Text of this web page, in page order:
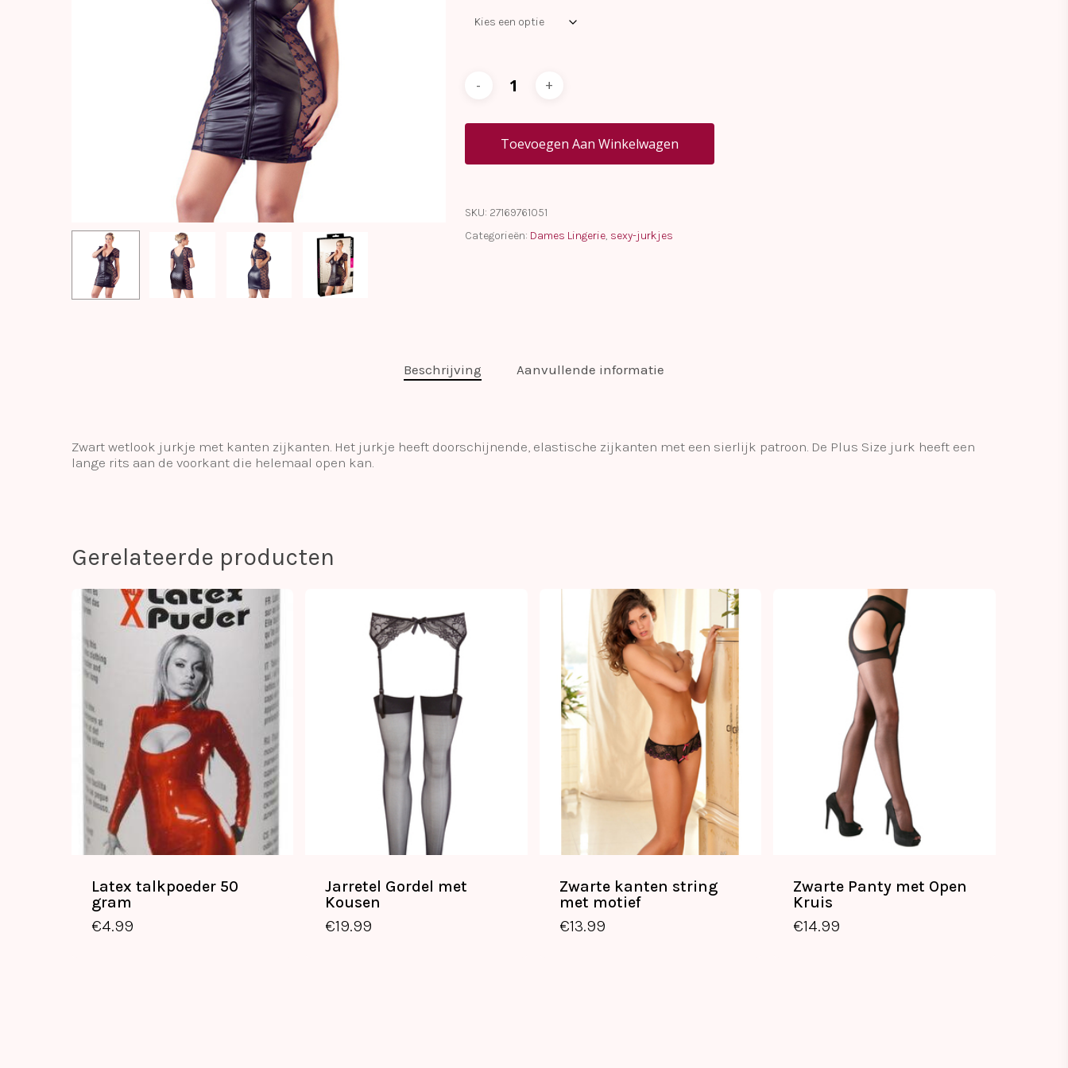
Hit enter to search or ESC to close
Toevoegen Aan Winkelwagen
SKU: 27169761051
Categorieën: Dames Lingerie, sexy-jurkjes
Beschrijving Aanvullende informatie
Zwart wetlook jurkje met kanten zijkanten. Het jurkje heeft doorschijnende, elastische zijkanten met een sierlijk patroon. De Plus Size jurk heeft een
lange rits aan de voorkant die helemaal open kan.
Gerelateerde producten
Latex talkpoeder 50
gram
€4.99
€4.99
Jarretel Gordel met
Kousen
€19.99
Zwarte kanten string
met motief
€13.99
Zwarte Panty met Open
Kruis
€14.99